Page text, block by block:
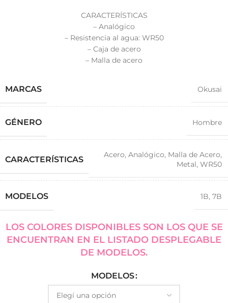
CARACTERÍSTICAS
– Analógico
– Resistencia al agua: WR50
– Caja de acero
– Malla de acero
MARCAS Okusai
GÉNERO Hombre
CARACTERÍSTICAS Acero, Analógico, Malla de Acero,
Metal, WR50
MODELOS 1B, 7B
LOS COLORES DISPONIBLES SON LOS QUE SE
ENCUENTRAN EN EL LISTADO DESPLEGABLE
DE MODELOS.
MODELOS